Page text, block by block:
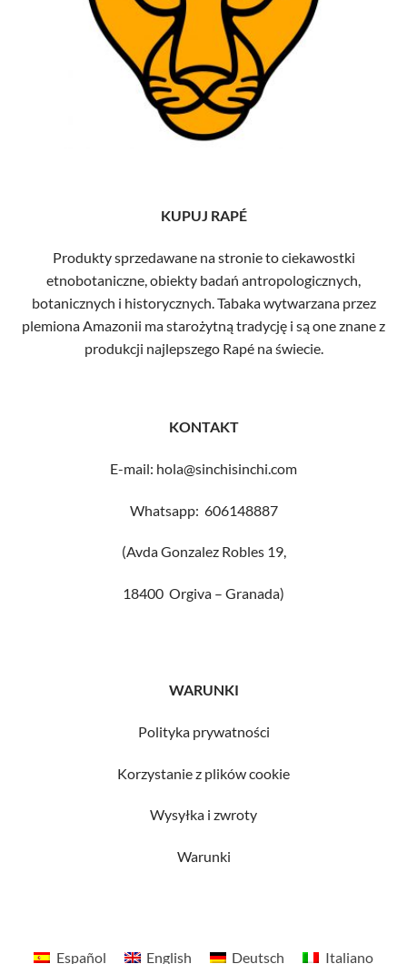
KUPUJ RAPÉ
Produkty sprzedawane na stronie to ciekawostki
etnobotaniczne, obiekty badań antropologicznych,
botanicznych i historycznych. Tabaka wytwarzana przez
plemiona Amazonii ma starożytną tradycję i są one znane z
produkcji najlepszego Rapé na świecie.
KONTAKT
E-mail: hola@sinchisinchi.com
Whatsapp: 606148887
(Avda Gonzalez Robles 19,
18400 Orgiva – Granada)
WARUNKI
Polityka prywatności
Korzystanie z plików cookie
Wysyłka i zwroty
Warunki
Español English Deutsch Italiano